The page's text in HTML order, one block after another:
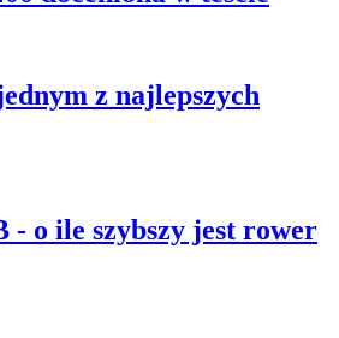
z najlepszych
- o ile szybszy jest rower